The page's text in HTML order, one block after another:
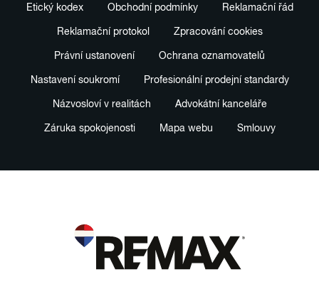
Etický kodex Obchodní podmínky Reklamační řád
Reklamační protokol Zpracování cookies
Právní ustanovení Ochrana oznamovatelů
Nastavení soukromí Profesionální prodejní standardy
Názvosloví v realitách Advokátní kanceláře
Záruka spokojenosti Mapa webu Smlouvy